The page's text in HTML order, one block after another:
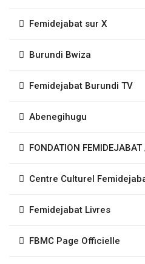
Femidejabat sur X
Burundi Bwiza
Femidejabat Burundi TV
Abenegihugu
FONDATION FEMIDEJABAT
Centre Culturel
Femidejabat Livres
FBMC Page Officielle